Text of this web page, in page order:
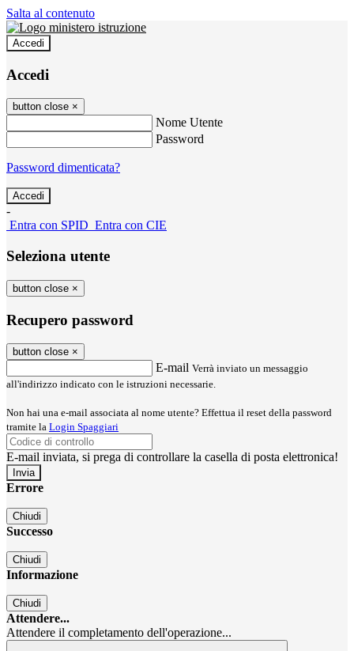
Salta al contenuto
Accedi
Accedi
button close ×
Nome Utente
Password
Password dimenticata?
-
Entra con SPID Entra con CIE
Seleziona utente
button close ×
Recupero password
button close ×
E-mail Verrà inviato un messaggio
all'indirizzo indicato con le istruzioni necessarie.
Non hai una e-mail associata al nome utente? Effettua il reset della password
tramite la Login Spaggiari
E-mail inviata, si prega di controllare la casella di posta elettronica!
Errore
Chiudi
Successo
Chiudi
Informazione
Chiudi
Attendere...
Attendere il completamento dell'operazione...